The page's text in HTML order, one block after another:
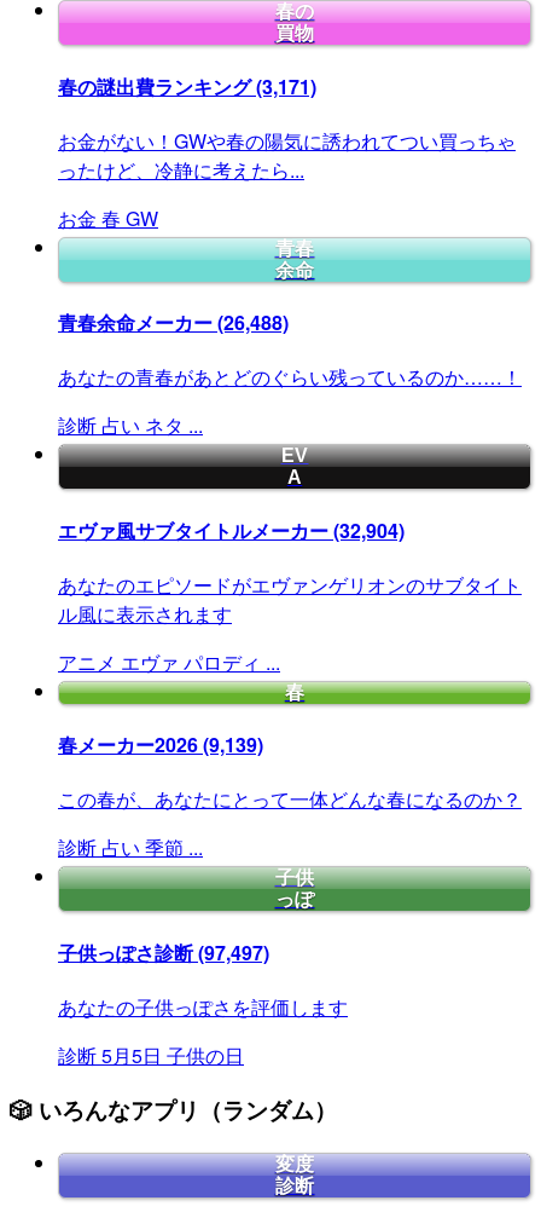
春の
買物
春の謎出費ランキング(3,171)
お金がない！GWや春の陽気に誘われてつい買っちゃ
ったけど、冷静に考えたら...
お金 春 GW
青春
余命
青春余命メーカー(26,488)
あなたの青春があとどのぐらい残っているのか……！
診断 占い ネタ ...
EV
A
エヴァ風サブタイトルメーカー(32,904)
あなたのエピソードがエヴァンゲリオンのサブタイト
ル風に表示されます
アニメ エヴァ パロディ ...
春
春メーカー2026(9,139)
この春が、あなたにとって一体どんな春になるのか？
診断 占い 季節 ...
子供
っぽ
子供っぽさ診断(97,497)
あなたの子供っぽさを評価します
診断5月5日 子供の日
🎲 いろんなアプリ（ランダム）
変度
診断